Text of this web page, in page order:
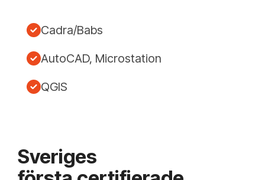
Cadra/Babs
AutoCAD, Microstation
QGIS
Sveriges